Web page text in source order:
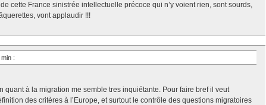
cette France sinistrée intellectuelle précoce qui n’y voient rien, sont sourds,
vont applaudir !!!
:
quant à la migration me semble tres inquiétante. Pour faire bref il veut
des critères à l’Europe, et surtout le contrôle des questions migratoires